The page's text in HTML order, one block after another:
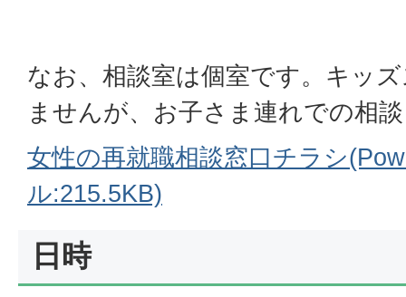
なお、相談室は個室です。キッ
ませんが、お子さま連れでの相
女性の再就職相談窓口チラシ
ル:215.5KB)
日時